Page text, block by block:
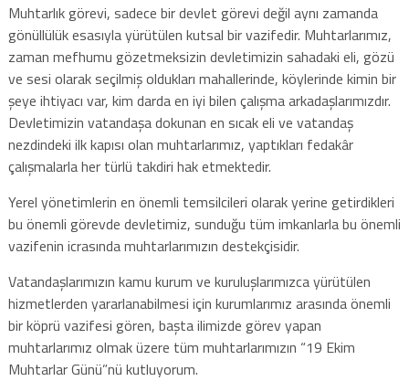
Muhtarlık görevi, sadece bir devlet görevi değil aynı zamanda
gönüllülük esasıyla yürütülen kutsal bir vazifedir. Muhtarlarımız,
zaman mefhumu gözetmeksizin devletimizin sahadaki eli, gözü
ve sesi olarak seçilmiş oldukları mahallerinde, köylerinde kimin bir
şeye ihtiyacı var, kim darda en iyi bilen çalışma arkadaşlarımızdır.
Devletimizin vatandaşa dokunan en sıcak eli ve vatandaş
nezdindeki ilk kapısı olan muhtarlarımız, yaptıkları fedakâr
çalışmalarla her türlü takdiri hak etmektedir.
Yerel yönetimlerin en önemli temsilcileri olarak yerine getirdikleri
bu önemli görevde devletimiz, sunduğu tüm imkanlarla bu önemli
vazifenin icrasında muhtarlarımızın destekçisidir.
Vatandaşlarımızın kamu kurum ve kuruluşlarımızca yürütülen
hizmetlerden yararlanabilmesi için kurumlarımız arasında önemli
bir köprü vazifesi gören, başta ilimizde görev yapan
muhtarlarımız olmak üzere tüm muhtarlarımızın “19 Ekim
Muhtarlar Günü”nü kutluyorum.